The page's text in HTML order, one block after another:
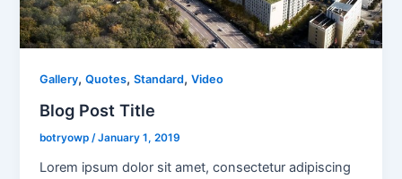
Gallery,Quotes,Standard,Video
Blog Post Title
botryowp /January 1, 2019
Lorem ipsum dolor sit amet, consectetur adipiscing